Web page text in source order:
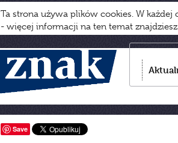
Ta strona używa plików cookies. W
- więcej informacji na ten temat
Save